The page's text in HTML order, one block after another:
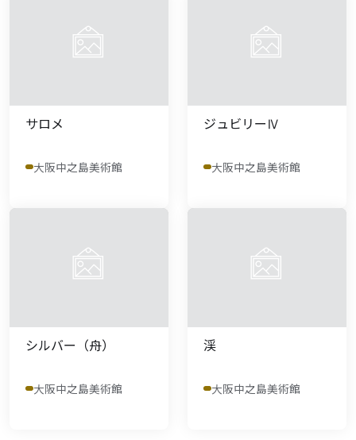
サロメ
大阪中之島美術館
ジュビリーⅣ
大阪中之島美術館
シルバー（舟）
大阪中之島美術館
渓
大阪中之島美術館